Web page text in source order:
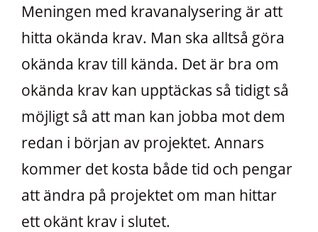
Meningen med kravanalysering är att
hitta okända krav. Man ska alltså göra
okända krav till kända. Det är bra om
okända krav kan upptäckas så tidigt så
möjligt så att man kan jobba mot dem
redan i början av projektet. Annars
kommer det kosta både tid och pengar
att ändra på projektet om man hittar
ett okänt krav i slutet.